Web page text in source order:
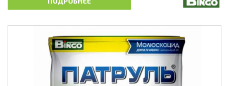
действия против листогрызущих и сосущих вредителей
капусты, овощных, крестоцветных: